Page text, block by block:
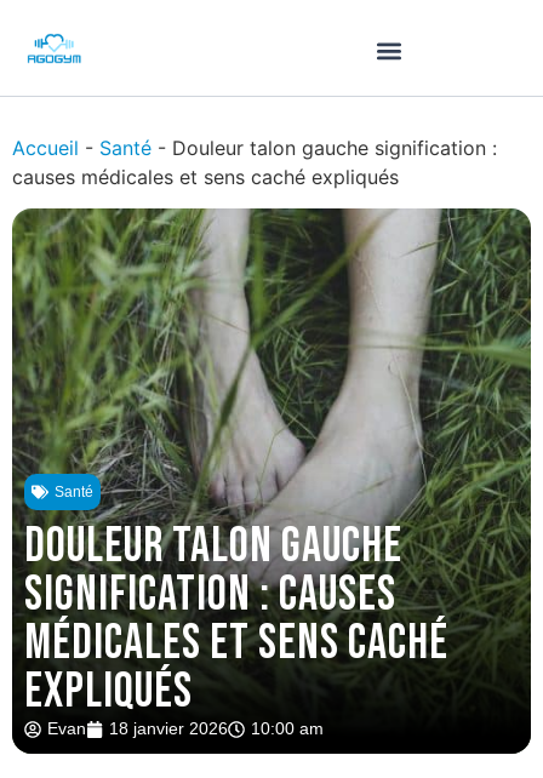
Accueil - Santé - Douleur talon gauche signification :
causes médicales et sens caché expliqués
Santé
Douleur talon gauche
signification : causes
médicales et sens caché
expliqués
Evan 18 janvier 2026 10:00 am